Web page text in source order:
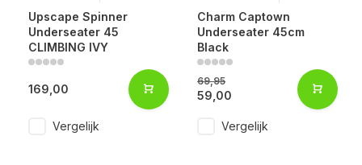
Upscape Spinner
Underseater 45
CLIMBING IVY
169,00
Vergelijk
Charm Captown
Underseater 45cm
Black
69,95
59,00
Vergelijk